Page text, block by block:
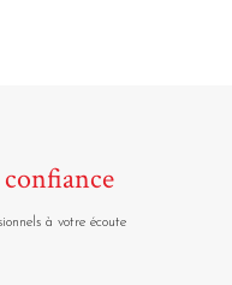
à votre écoute